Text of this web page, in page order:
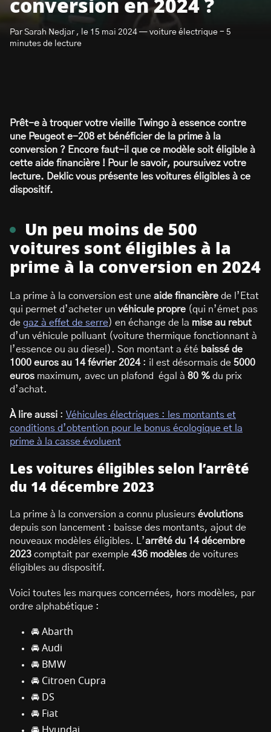
conversion en 2024 ?
Par Sarah Nedjar , le 15 mai 2024 — voiture électrique - 5
minutes de lecture
Prêt-e à troquer votre vieille Twingo à essence contre
une Peugeot e-208 et bénéficier de la prime à la
conversion ? Encore faut-il que ce modèle soit éligible à
cette aide financière ! Pour le savoir, poursuivez votre
lecture. Deklic vous présente les voitures éligibles à ce
dispositif.
Un peu moins de 500
voitures sont éligibles à la
prime à la conversion en 2024
La prime à la conversion est une aide financière de l’Etat
qui permet d’acheter un véhicule propre (qui n’émet pas
de gaz à effet de serre) en échange de la mise au rebut
d’un véhicule polluant (voiture thermique fonctionnant à
l’essence ou au diesel). Son montant a été baissé de
1000 euros au 14 février 2024: il est désormais de 5000
euros maximum, avec un plafond égal à 80 % du prix
d’achat.
À lire aussi : Véhicules électriques : les montants et
conditions d’obtention pour le bonus écologique et la
prime à la casse évoluent
Les voitures éligibles selon l’arrêté
du 14 décembre 2023
La prime à la conversion a connu plusieurs évolutions
depuis son lancement : baisse des montants, ajout de
nouveaux modèles éligibles. L’arrêté du 14 décembre
2023 comptait par exemple 436 modèles de voitures
éligibles au dispositif.
Voici toutes les marques concernées, hors modèles, par
ordre alphabétique :
🚘 Abarth
🚘 Audi
🚘 BMW
🚘 Citroen Cupra
🚘 DS
🚘 Fiat